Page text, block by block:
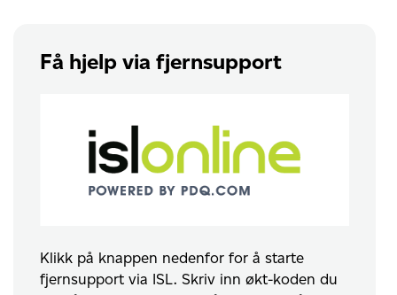
Få hjelp via fjernsupport
Klikk på knappen nedenfor for å starte
fjernsupport via ISL. Skriv inn økt-koden du